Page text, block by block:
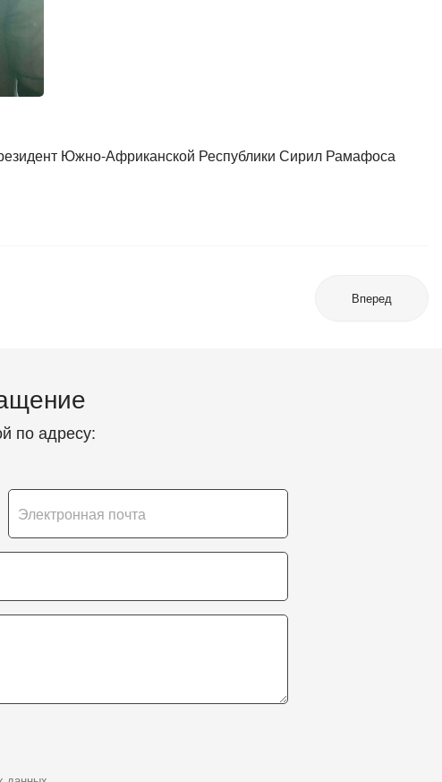
Южно-Африканской Республики Сирил Рамафоса
Вперед
по адресу: